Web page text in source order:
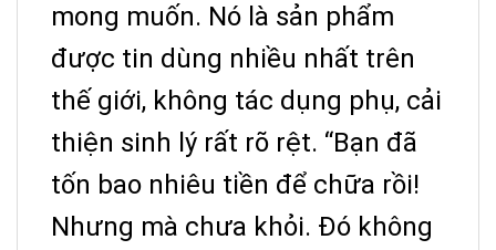
mong muốn. Nó là sản phẩm
được tin dùng nhiều nhất trên
thế giới, không tác dụng phụ, cải
thiện sinh lý rất rõ rệt. “Bạn đã
tốn bao nhiêu tiền để chữa rồi!
Nhưng mà chưa khỏi. Đó không